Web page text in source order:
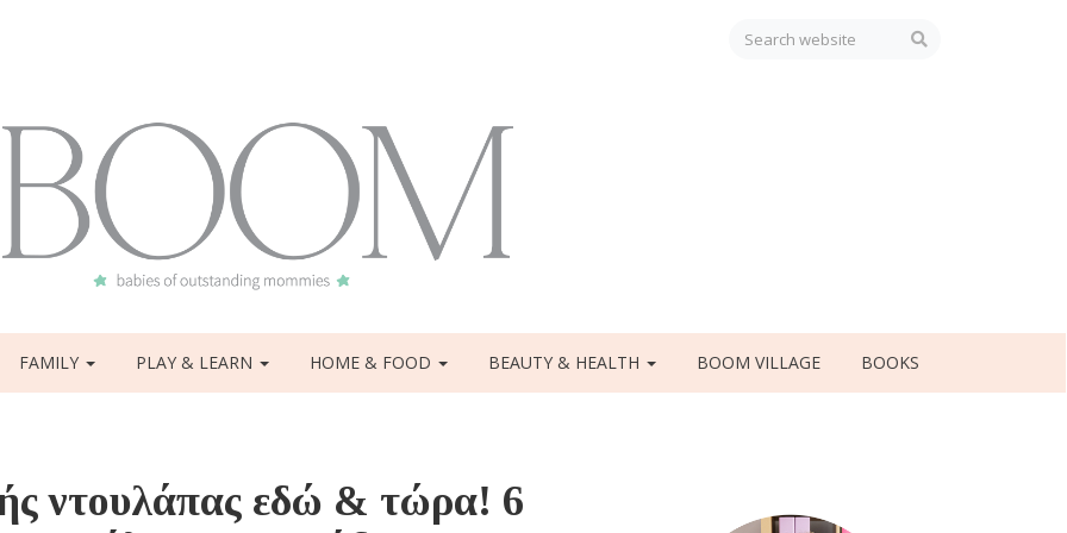
FAMILY PLAY & LEARN HOME & FOOD BEAUTY & HEALTH BOOM VILLAGE BOOKS
ντουλάπας εδώ & τώρα! 6